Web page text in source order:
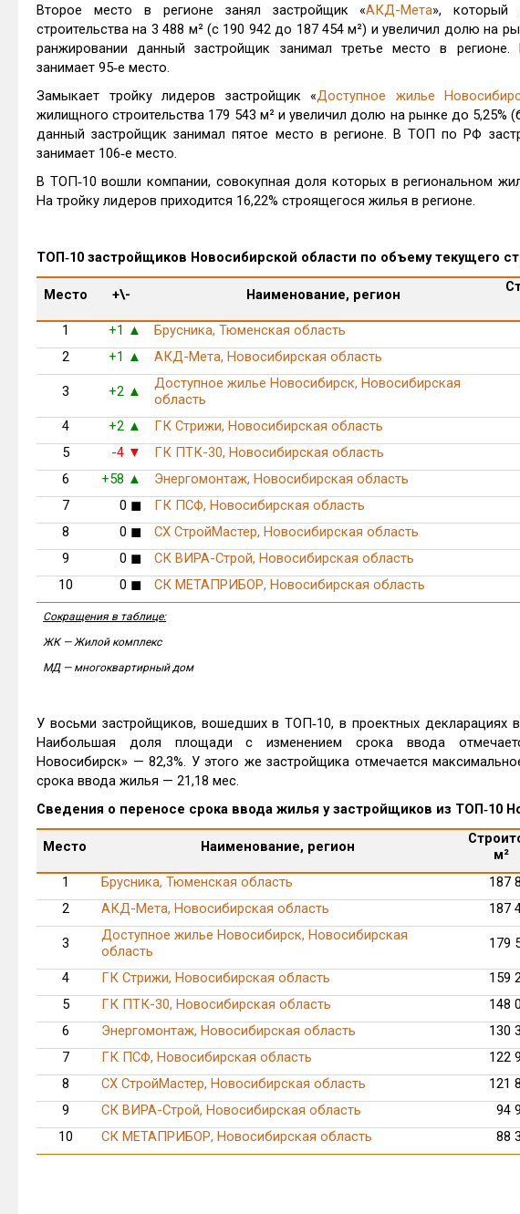
Второе место в регионе занял застройщик «АКД-Мета», который
строительства на 3 488 м² (с 190 942 до 187 454 м²) и увеличил долю на
ранжировании данный застройщик занимал третье место в
занимает 95‑е место.
Замыкает тройку лидеров застройщик «Доступное жилье
жилищного строительства 179 543 м² и увеличил долю на рынке до
данный застройщик занимал пятое место в регионе. В ТОП по РФ
занимает 106‑е место.
В ТОП‑10 вошли компании, совокупная доля которых в региональном
На тройку лидеров приходится 16,22% строящегося жилья в регионе.
ТОП‑10 застройщиков Новосибирской области по объему текущего
Место +\- Наименование, регион
1
+1 ▲ Брусника, Тюменская область
2
+1 ▲ АКД-Мета, Новосибирская область
3 +2 ▲
Доступное жилье Новосибирск, Новосибирская
область
4 +2 ▲ ГК Стрижи, Новосибирская область
5
-4 ▼ ГК ПТК-30, Новосибирская область
6
+58 ▲ Энергомонтаж, Новосибирская область
7
0 ◼ ГК ПСФ, Новосибирская область
8
0 ◼ СХ СтройМастер, Новосибирская область
9
0 ◼ СК ВИРА-Строй, Новосибирская область
10
0 ◼ СК МЕТАПРИБОР, Новосибирская область
Сокращения в таблице:
ЖК — Жилой комплекс
МД — многоквартирный дом
У восьми застройщиков, вошедших в ТОП‑10, в проектных декларациях
Наибольшая доля площади с изменением срока ввода
Новосибирск» — 82,3%. У этого же застройщика отмечается
срока ввода жилья — 21,18 мес.
Сведения о переносе срока ввода жилья у застройщиков из ТОП‑10
Место Наименование, регион
м²
1
Брусника, Тюменская область 187
2
АКД-Мета, Новосибирская область 187
3
Доступное жилье Новосибирск, Новосибирская
область
179
4 ГК Стрижи, Новосибирская область 159
5
ГК ПТК-30, Новосибирская область 148
6
Энергомонтаж, Новосибирская область 130
7
ГК ПСФ, Новосибирская область 122
8
СХ СтройМастер, Новосибирская область 121
9
СК ВИРА-Строй, Новосибирская область 94
10
СК МЕТАПРИБОР, Новосибирская область 88